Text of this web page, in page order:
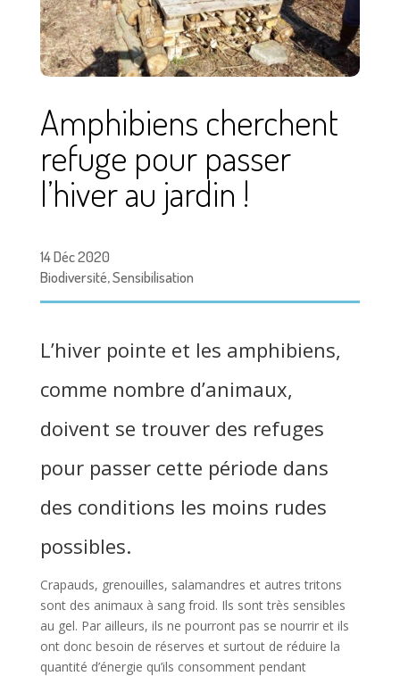
Amphibiens cherchent
refuge pour passer
l’hiver au jardin !
14 Déc 2020
Biodiversité,Sensibilisation
L’hiver pointe et les amphibiens,
comme nombre d’animaux,
doivent se trouver des refuges
pour passer cette période dans
des conditions les moins rudes
possibles.
Crapauds, grenouilles, salamandres et autres tritons
sont des animaux à sang froid. Ils sont très sensibles
au gel. Par ailleurs, ils ne pourront pas se nourrir et ils
ont donc besoin de réserves et surtout de réduire la
quantité d’énergie qu’ils consomment pendant